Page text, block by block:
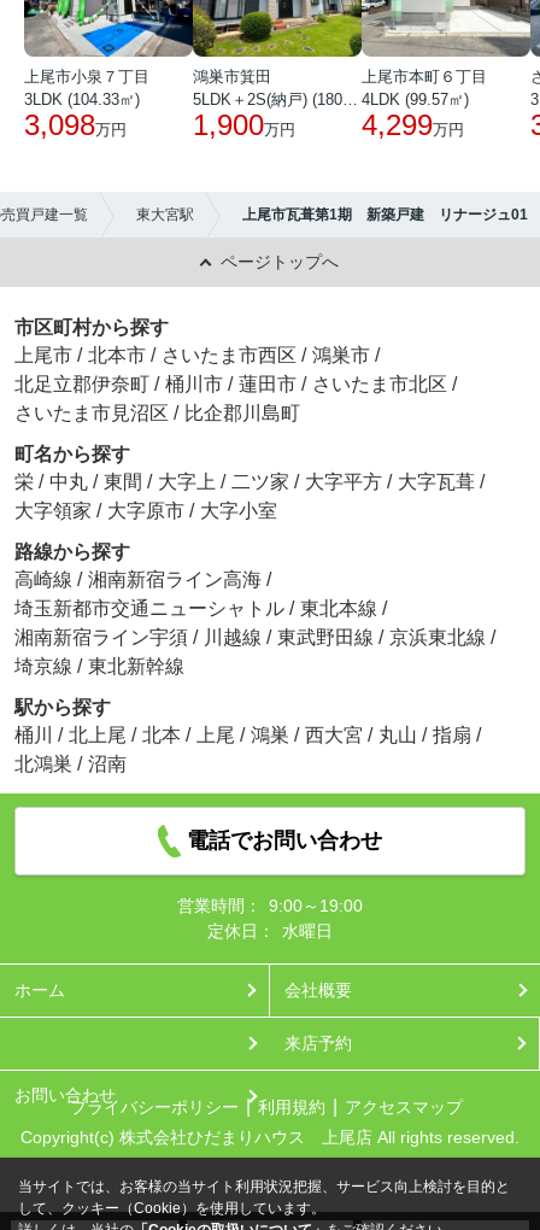
上尾市小泉７丁目
3LDK (104.33㎡)
3,098万円
鴻巣市箕田
1,900万円
上尾市本町６丁目
4LDK (99.57㎡)
4,299万円
買戸建一覧 東大宮駅 上尾市瓦葺第1期 新築戸建 リナージュ01
ページトップへ
市区町村から探す
上尾市 / 北本市 / さいたま市西区 / 鴻巣市 /
北足立郡伊奈町 / 桶川市 / 蓮田市 / さいたま市北区 /
さいたま市見沼区 / 比企郡川島町
町名から探す
栄 / 中丸 / 東間 / 大字上 / 二ツ家 / 大字平方 / 大字瓦葺 /
大字領家 / 大字原市 / 大字小室
路線から探す
高崎線 / 湘南新宿ライン高海 /
埼玉新都市交通ニューシャトル / 東北本線 /
湘南新宿ライン宇須 / 川越線 / 東武野田線 / 京浜東北線 /
埼京線 / 東北新幹線
駅から探す
桶川
/ 北上尾 / 北本 / 上尾 / 鴻巣 / 西大宮 / 丸山 / 指扇 /
北鴻巣 / 沼南
電話でお問い合わせ
営業時間：
9:00～19:00
定休日：
水曜日
ホーム 会社概要
お問い合わせ
来店予約
プライバシーポリシー 利用規約
アクセスマップ
Copyright(c) 株式会社ひだまりハウス 上尾店 All rights reserved.
当サイトでは、お客様の当サイト利用状況把握、サービス向上検討を目的と
して、クッキー（Cookie）を使用しています。